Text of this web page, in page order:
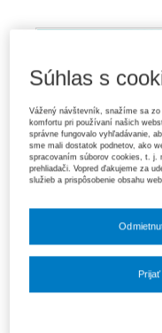
Cestovný ruch v
spoločnosti
Súhlas s
Vážený návštevník, snažíme sa
komfortu pri používaní našich
správne fungovalo vyhľadávanie,
sme mali dostatok podnetov, ako
spracovaním súborov cookies, t. j.
prehliadači. Vopred ďakujeme za
služieb a prispôsobenie obsahu